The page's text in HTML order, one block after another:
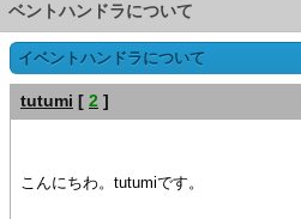
ベントハンドラについて
イベントハンドラについて
tutumi [ 2 ]
こんにちわ。tutumiです。